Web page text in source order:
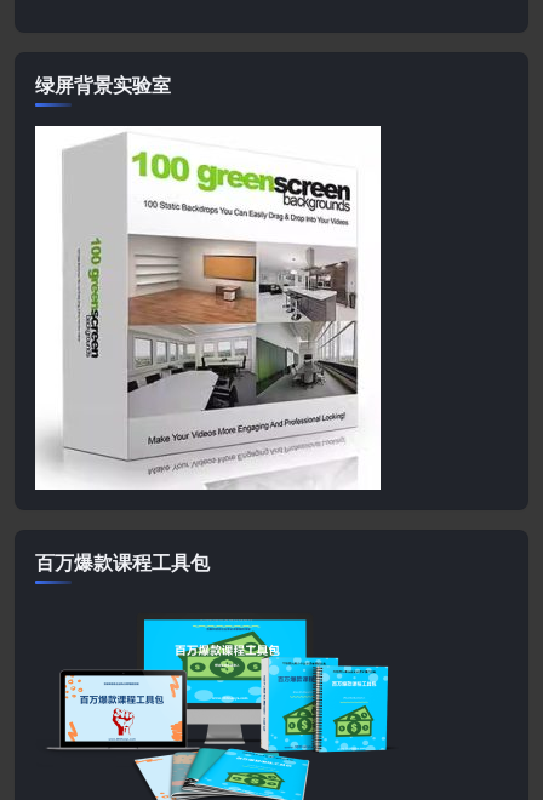
绿屏背景实验室
百万爆款课程工具包